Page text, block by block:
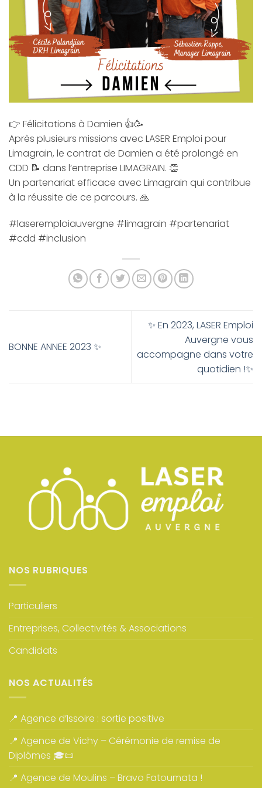
👉 Félicitations à Damien 👍🥳
Après plusieurs missions avec LASER Emploi pour
Limagrain, le contrat de Damien a été prolongé en
CDD 📝 dans l’entreprise LIMAGRAIN. 👏
Un partenariat efficace avec Limagrain qui contribue
à la réussite de ce parcours. 🙏
#laseremploiauvergne #limagrain #partenariat
#cdd #inclusion
BONNE ANNEE 2023 ✨
✨ En 2023, LASER Emploi
Auvergne vous
accompagne dans votre
quotidien !✨
NOS RUBRIQUES
Particuliers
Entreprises, Collectivités & Associations
Candidats
NOS ACTUALITÉS
📍 Agence d’Issoire : sortie positive
📍 Agence de Vichy – Cérémonie de remise de
Diplômes 🎓📜
📍 Agence de Moulins – Bravo Fatoumata !